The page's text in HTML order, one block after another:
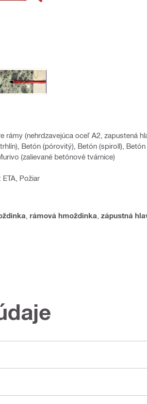
(nehrdzavejúca oceľ A2, zapustená
Betón (pórovitý), Betón (spiroll), Betón
(zalievané betónové tvárnice)
Požiar
rámová hmoždinka zápustná